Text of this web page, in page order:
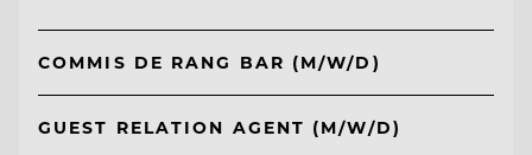
COMMIS DE RANG BAR (M/W/D)
GUEST RELATION AGENT (M/W/D)